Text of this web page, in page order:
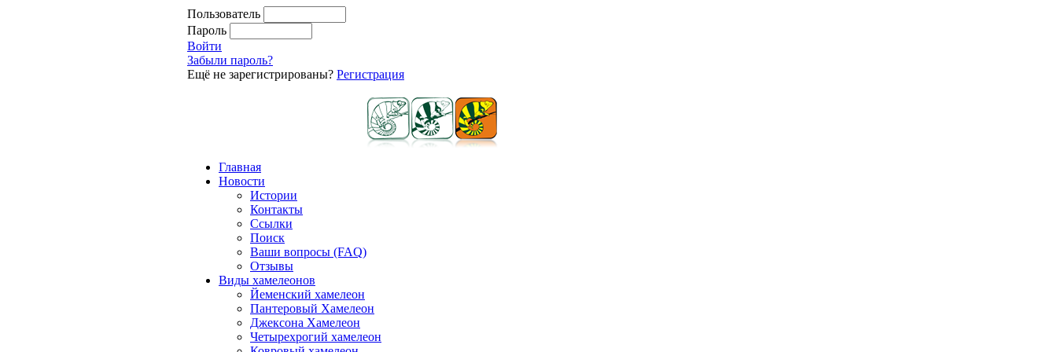
Пользователь
Пароль
Войти
Забыли пароль?
Ещё не зарегистрированы? Регистрация
Главная
Новости
Истории
Контакты
Ссылки
Поиск
Ваши вопросы (FAQ)
Отзывы
Виды хамелеонов
Йеменский хамелеон
Пантеровый Хамелеон
Джексона Хамелеон
Четырехрогий хамелеон